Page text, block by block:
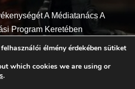
A Médiatanács A
Program Keretében
Minden jog fenntartva
élmény érdekében sütiket
which cookies we are using or
.